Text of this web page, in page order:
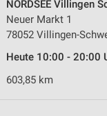
NORDSEE Villingen
Neuer Markt 1
78052 Villingen-
Heute 10:00 - 20:00
603,85 km